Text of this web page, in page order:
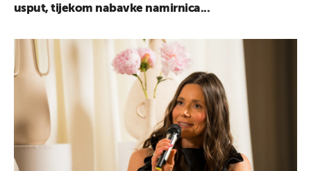
usput, tijekom nabavke namirnica...